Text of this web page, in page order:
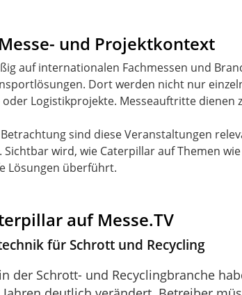
und Projektkontext
auf internationalen Fachmessen und
Dort werden nicht nur
oder Logistikprojekte. Messeauftritte
sind diese Veranstaltungen
Sichtbar wird, wie Caterpillar auf Themen
Lösungen überführt.
auf Messe.TV
für Schrott und Recycling
der Schrott- und Recyclingbranche